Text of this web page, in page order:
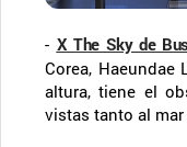
- X The Sky de
Corea, Haeundae
altura, tiene el
vistas tanto al